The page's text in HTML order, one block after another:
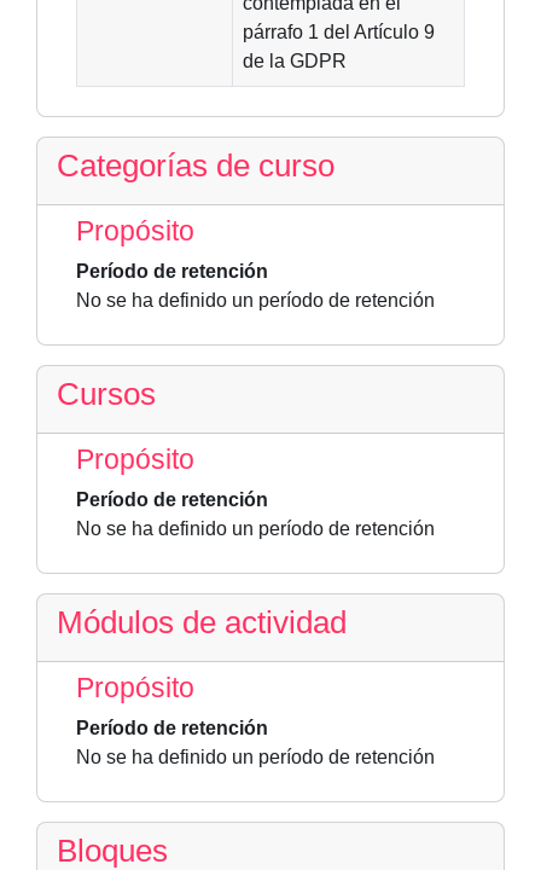
párrafo 1 del Artículo 9
de la GDPR
Categorías de curso
Propósito
Período de retención
No se ha definido un período de retención
Cursos
Propósito
Período de retención
No se ha definido un período de retención
Módulos de actividad
Propósito
Período de retención
No se ha definido un período de retención
Bloques